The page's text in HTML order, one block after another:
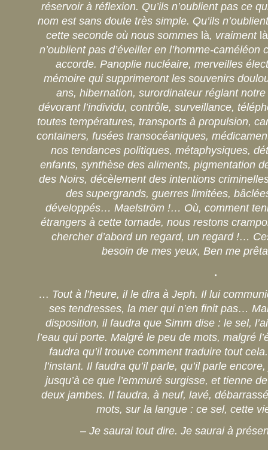
réservoir à réflexion. Qu’ils n’oublient pas ce
nom est sans doute très simple. Qu’ils
cette seconde où nous sommes là, vraiment là
n’oublient pas d’éveiller en l’homme-
accorde. Panoplie nucléaire, merveilles
mémoire qui supprimeront les souvenirs
ans, hibernation, surordinateur réglant
dévorant l’individu, contrôle, surveillance,
toutes températures, transports à propulsion,
containers, fusées transocéaniques,
nos tendances politiques, métaphysiques,
enfants, synthèse des aliments, pigmentation
des Noirs, décèlement des intentions
des supergrands, guerres limitées,
développés… Maelström !… Où, comment
étrangers à cette tornade, nous restons
chercher d’abord un regard, un regard !…
besoin de mes yeux, Ben me
.
… Tout à l’heure, il le dira à Jeph. Il lui
ses tendresses, la mer qui n’en finit pas…
disposition, il faudra que Simm dise : le sel,
l’eau qui porte. Malgré le peu de mots, malgré
faudra qu’il trouve comment traduire tout
l’instant. Il faudra qu’il parle, qu’il parle
jusqu’à ce que l’emmuré surgisse, et tienne
deux jambes. Il faudra, à neuf, lavé,
mots, sur la langue : ce sel, cette
– Je saurai tout dire. Je saurai à